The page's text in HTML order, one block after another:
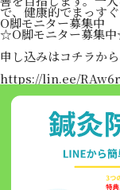
で、健康的でまっす
O脚モニター募集中
☆O脚モニター募集
申し込みはコチラか
https://lin.ee/